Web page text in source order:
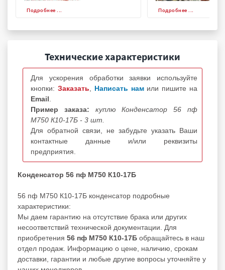
Подробнее ... Подробнее ...
Технические характеристики
Для ускорения обработки заявки используйте
кнопки: Заказать Написать нам или пишите на
Email
Пример заказа:
куплю Конденсатор 56 пф
М750 К10-17Б - 3 шт.
Для обратной связи, не забудьте указать Ваши
контактные данные и/или реквизиты
предприятия.
Конденсатор 56 пф М750 К10-17Б
56 пф М750 К10-17Б конденсатор подробные
характеристики:
Мы даем гарантию на отсутствие брака или других
несоответствий технической документации. Для
приобретения 56 пф М750 К10-17Б обращайтесь в наш
отдел продаж. Информацию о цене, наличию, срокам
доставки, гарантии и любые другие вопросы уточняйте у